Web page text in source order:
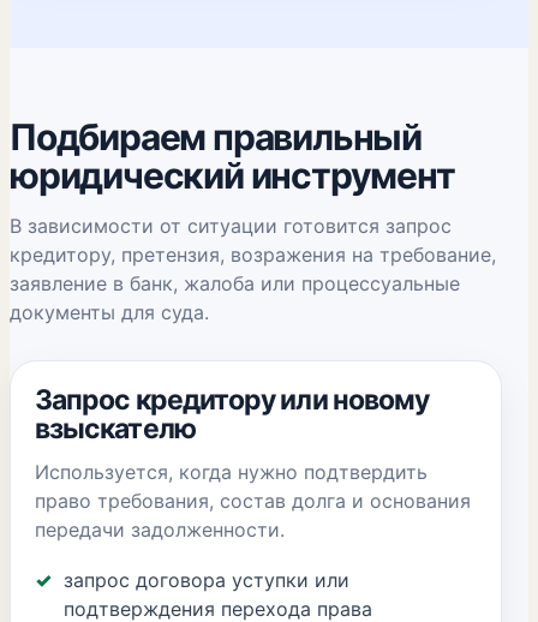
Подбираем правильный
юридический инструмент
В зависимости от ситуации готовится запрос
кредитору, претензия, возражения на требование,
заявление в банк, жалоба или процессуальные
документы для суда.
Запрос кредитору или новому
взыскателю
Используется, когда нужно подтвердить
право требования, состав долга и основания
передачи задолженности.
запрос договора уступки или
подтверждения перехода права